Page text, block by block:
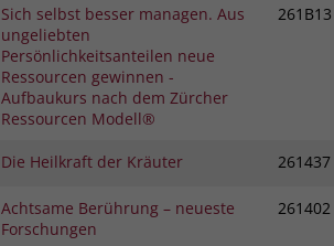
Sich selbst besser managen. Aus
ungeliebten
Persönlichkeitsanteilen neue
Ressourcen gewinnen -
Aufbaukurs nach dem Zürcher
Ressourcen Modell®
261B13
Die Heilkraft der Kräuter 261437
Achtsame Berührung – neueste
Forschungen
261402